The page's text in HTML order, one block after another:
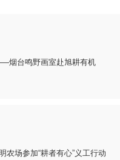
烟台鸣野画室赴旭耕有机
农场参加“耕者有心”义工行动